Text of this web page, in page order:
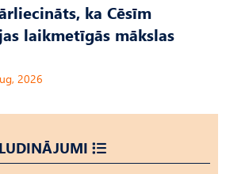
ka Cēsīm
laikmetīgās mākslas
2026